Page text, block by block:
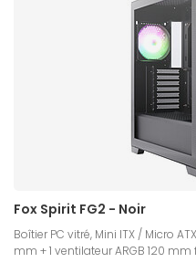
Fox Spirit FG2 - Noir
Boîtier PC vitré, Mini ITX / Micro
mm + 1 ventilateur ARGB 120